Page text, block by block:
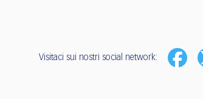
Visitaci sui nostri social network: